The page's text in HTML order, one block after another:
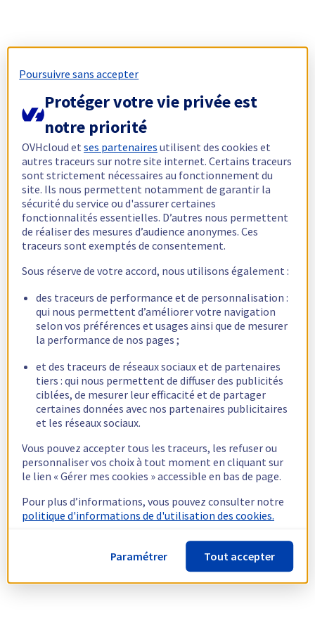
Poursuivre sans accepter
Protéger votre vie privée est
notre priorité
OVHcloud etses partenaires utilisent des cookies et
autres traceurs sur notre site internet. Certains traceurs
sont strictement nécessaires au fonctionnement du
site. Ils nous permettent notamment de garantir la
sécurité du service ou d'assurer certaines
fonctionnalités essentielles. D’autres nous permettent
de réaliser des mesures d’audience anonymes. Ces
traceurs sont exemptés de consentement.
Sous réserve de votre accord, nous utilisons également :
des traceurs de performance et de personnalisation :
qui nous permettent d’améliorer votre navigation
selon vos préférences et usages ainsi que de mesurer
la performance de nos pages ;
et des traceurs de réseaux sociaux et de partenaires
tiers : qui nous permettent de diffuser des publicités
ciblées, de mesurer leur efficacité et de partager
certaines données avec nos partenaires publicitaires
et les réseaux sociaux.
Vous pouvez accepter tous les traceurs, les refuser ou
personnaliser vos choix à tout moment en cliquant sur
le lien « Gérer mes cookies » accessible en bas de page.
Pour plus d’informations, vous pouvez consulter notre
politique d'informations de d'utilisation des cookies.
Paramétrer Tout accepter